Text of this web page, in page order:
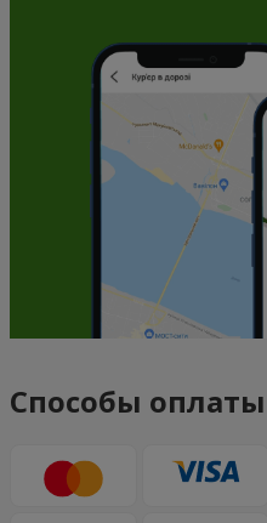
Способы оплаты